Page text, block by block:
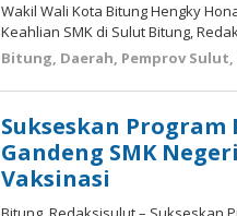
Wakil Wali Kota Bitung Hengky
Keahlian SMK di Sulut Bitung,
Bitung, Daerah, Pemprov Sulut,
Sukseskan
Gandeng SMK
Vaksinasi